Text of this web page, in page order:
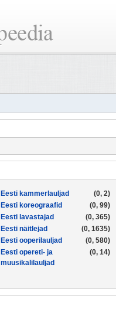
(0, 2)
Eesti kammerlauljad
(0, 99)
Eesti koreograafid
(0, 365)
Eesti lavastajad
(0, 1635)
Eesti näitlejad
(0, 580)
Eesti ooperilauljad
(0, 14)
Eesti opereti- ja
muusikalilauljad